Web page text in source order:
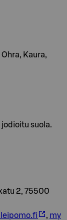
Kaura,
jodioitu suola.
2, 75500
, my